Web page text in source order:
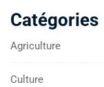
Catégories
Agriculture
Culture